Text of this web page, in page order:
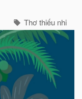
Thơ thiếu nhi